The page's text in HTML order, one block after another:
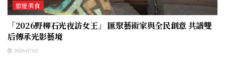
旅遊美食
「2026野柳石光夜訪女王」 匯聚藝術家與全民創意 共譜雙
后傳承光影藝境
2026-07-02